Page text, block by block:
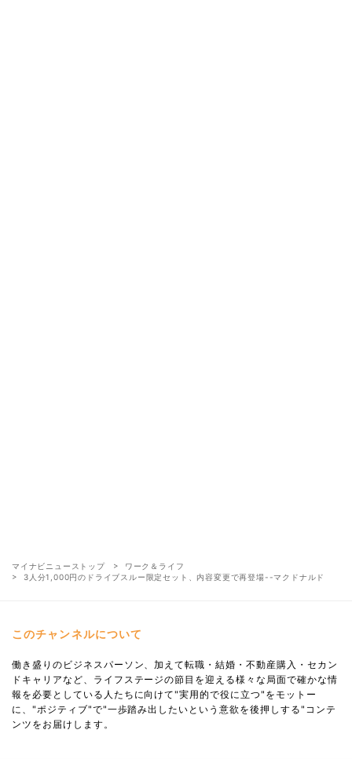
マイナビニューストップ
ワーク＆ライフ
3人分1,000円のドライブスルー限定セット、内容変更で再登場--マクドナルド
このチャンネルについて
働き盛りのビジネスパーソン、加えて転職・結婚・不動産購入・セカン
ドキャリアなど、ライフステージの節目を迎える様々な局面で確かな情
報を必要としている人たちに向けて"実用的で役に立つ"をモットー
に、"ポジティブ"で"一歩踏み出したいという意欲を後押しする"コンテ
ンツをお届けします。